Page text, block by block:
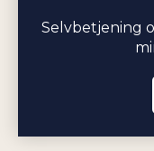
Selvbetjening